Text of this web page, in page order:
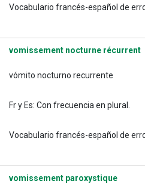
Vocabulario francés-español de
vomissement nocturne récurrent
vómito nocturno recurrente
Fr y Es: Con frecuencia en plural.
Vocabulario francés-español de
vomissement paroxystique